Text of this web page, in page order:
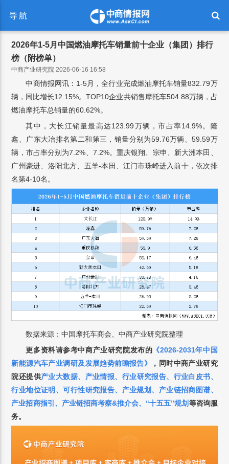
导航
2026年1-5月中国燃油摩托车销量前十企业（集团）排行
榜（附榜单）
中商产业研究院 2026-06-16 16:58
中商情报网讯：1-5月，全行业完成燃油摩托车销量832.79万
辆，同比增长12.15%。TOP10企业共销售摩托车504.88万辆，占
燃油摩托车总销量的60.62%。
其中，大长江销量最高达123.99万辆，市占率14.9%。隆
鑫、广东大冶排名第二和第三，销量分别为59.76万辆、59.59万
辆，市占率分别为7.2%、7.2%。重庆银翔、宗申、新大洲本田、
广州豪进、洛阳北方、五羊-本田、江门市珠峰进入前十，依次排
名第4-10名。
数据来源：中国摩托车商会、中商产业研究院整理
更多资料请参考中商产业研究院发布的 《2026-2031年中国
新能源汽车产业调研及发展趋势前瞻报告》 ， 同时中商产业研究
院还提供产业大数据、 产业情报、 行业研究报告、 行业白皮书、
行业地位证明 、可行性研究报告、 产业规划 、 产业链招商图谱、
产业招商指引 、 产业链招商考察&推介会、 “十五五”规划 等咨询服
务。